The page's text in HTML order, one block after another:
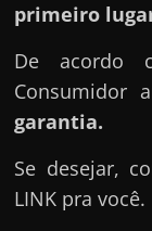
primeiro
De acordo
Consumidor
garantia.
Se desejar,
LINK pra você.